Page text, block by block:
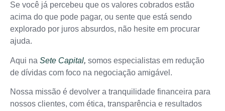
Se você já percebeu que os valores cobrados estão
acima do que pode pagar, ou sente que está sendo
explorado por juros absurdos, não hesite em procurar
ajuda.
Aqui na Sete Capital, somos especialistas em redução
de dívidas com foco na negociação amigável.
Nossa missão é devolver a tranquilidade financeira para
nossos clientes, com ética, transparência e resultados